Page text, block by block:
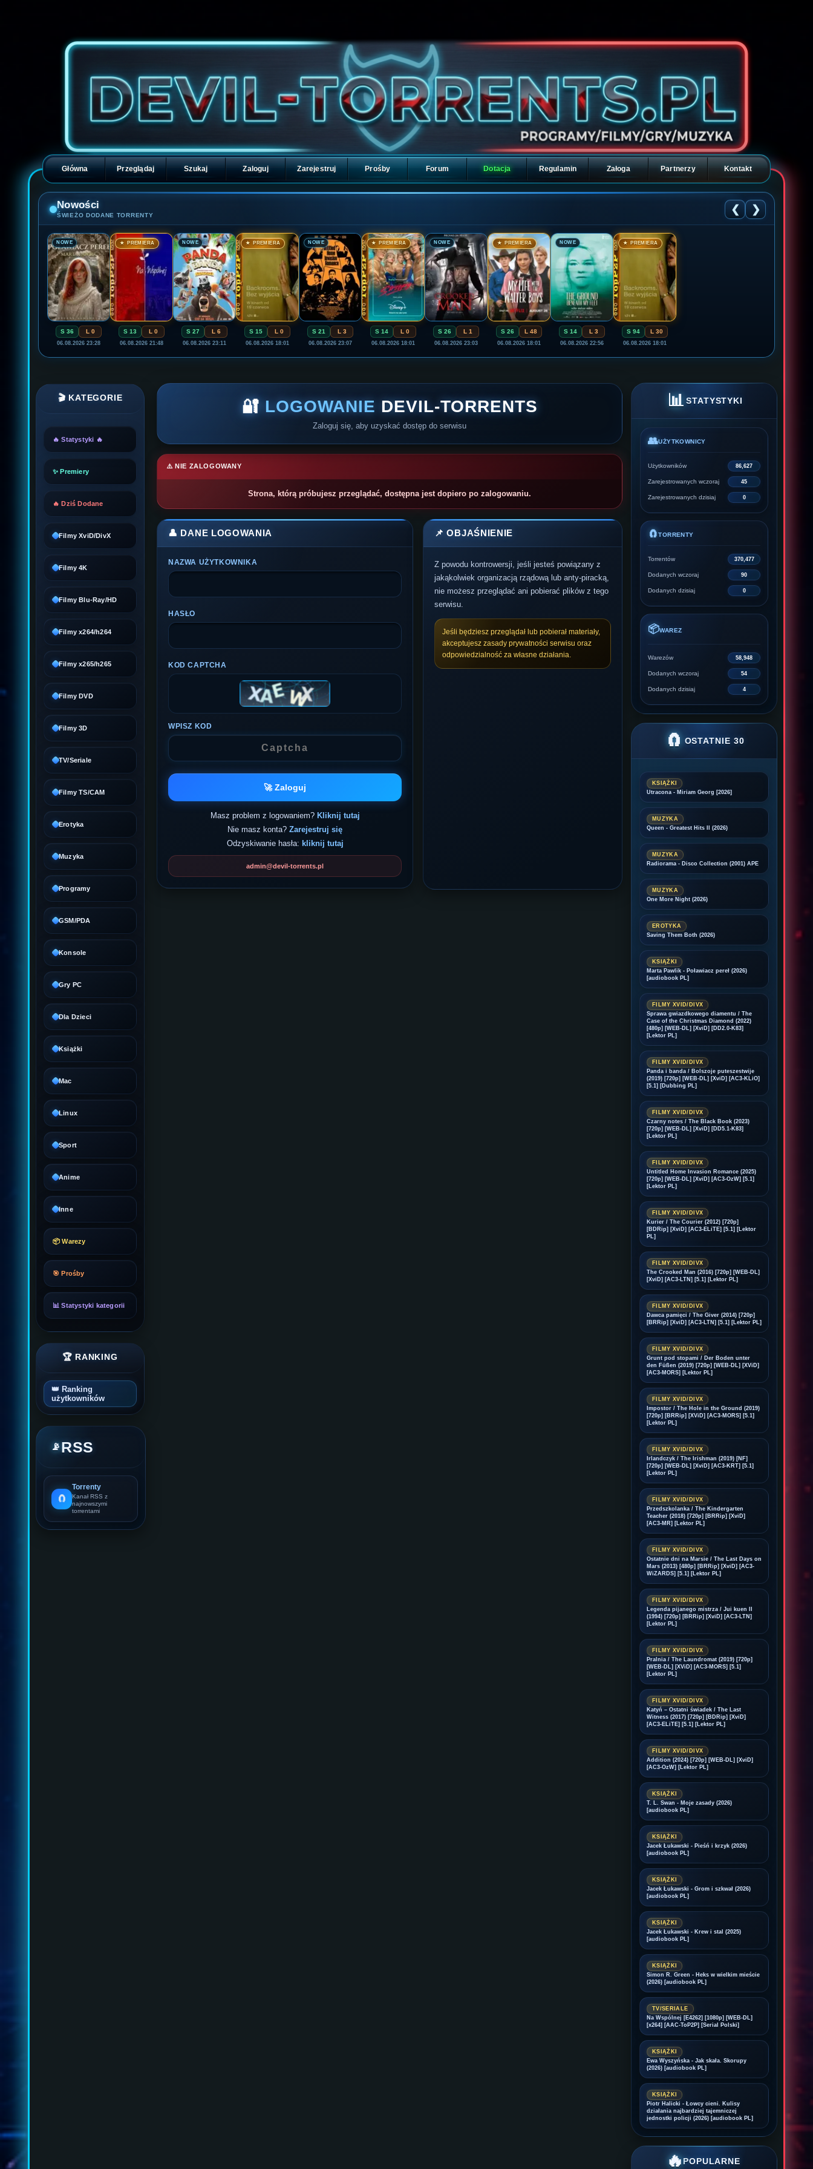
Główna Przeglądaj Szukaj Zaloguj Zarejestruj Prośby Forum Dotacja Regulamin Załoga Partnerzy Kontakt
Nowości
ŚWIEŻO DODANE TORRENTY ❮ ❯
🎬NOWE
S 36 L 0
06.08.2026 23:28
🎬★ PREMIERA
S 13 L 0
06.08.2026 21:48
🎬NOWE
S 27 L 6
06.08.2026 23:11
🎬★ PREMIERA
S 15 L 0
06.08.2026 18:01
🎬NOWE
S 21 L 3
06.08.2026 23:07
🎬★ PREMIERA
S 14 L 0
06.08.2026 18:01
🎬NOWE
S 26 L 1
06.08.2026 23:03
🎬★ PREMIERA
S 26 L 48
06.08.2026 18:01
🎬NOWE
S 14 L 3
06.08.2026 22:56
🎬★ PREMIERA
S 94 L 30
06.08.2026 18:01
🎬 KATEGORIE
🔥 Statystyki 🔥
✨ Premiery
🔥 Dziś Dodane
Filmy XviD/DivX
Filmy 4K
Filmy Blu-Ray/HD
Filmy x264/h264
Filmy x265/h265
Filmy DVD
Filmy 3D
TV/Seriale
Filmy TS/CAM
Erotyka
Muzyka
Programy
GSM/PDA
Konsole
Gry PC
Dla Dzieci
Książki
Mac
Linux
Sport
Anime
Inne
📦 Warezy
🎯 Prośby
📊 Statystyki kategorii
🏆 RANKING
👑 Ranking
użytkowników
📡RSS
🧲
Torrenty
Kanał RSS z
najnowszymi
torrentami
📊 STATYSTYKI
👥UŻYTKOWNICY
Użytkowników 86,627
Zarejestrowanych wczoraj 45
Zarejestrowanych dzisiaj 0
🧲TORRENTY
Torrentów 370,477
Dodanych wczoraj 90
Dodanych dzisiaj 0
📦WAREZ
Warezów 58,948
Dodanych wczoraj 54
Dodanych dzisiaj 4
🧲 OSTATNIE 30
KSIĄŻKI
Utracona - Miriam Georg [2026]
MUZYKA
Queen - Greatest Hits II (2026)
MUZYKA
Radiorama - Disco Collection (2001) APE
MUZYKA
One More Night (2026)
EROTYKA
Saving Them Both (2026)
KSIĄŻKI
Marta Pawlik - Poławiacz pereł (2026)
[audiobook PL]
FILMY XVID/DIVX
Sprawa gwiazdkowego diamentu / The
Case of the Christmas Diamond (2022)
[480p] [WEB-DL] [XviD] [DD2.0-K83]
[Lektor PL]
FILMY XVID/DIVX
Panda i banda / Bolszoje puteszestwije
(2019) [720p] [WEB-DL] [XviD] [AC3-KLiO]
[5.1] [Dubbing PL]
FILMY XVID/DIVX
Czarny notes / The Black Book (2023)
[720p] [WEB-DL] [XviD] [DD5.1-K83]
[Lektor PL]
FILMY XVID/DIVX
Untitled Home Invasion Romance (2025)
[720p] [WEB-DL] [XviD] [AC3-OzW] [5.1]
[Lektor PL]
FILMY XVID/DIVX
Kurier / The Courier (2012) [720p]
[BDRip] [XviD] [AC3-ELiTE] [5.1] [Lektor
PL]
FILMY XVID/DIVX
The Crooked Man (2016) [720p] [WEB-DL]
[XviD] [AC3-LTN] [5.1] [Lektor PL]
FILMY XVID/DIVX
Dawca pamięci / The Giver (2014) [720p]
[BRRip] [XviD] [AC3-LTN] [5.1] [Lektor PL]
FILMY XVID/DIVX
Grunt pod stopami / Der Boden unter
den Füßen (2019) [720p] [WEB-DL] [XViD]
[AC3-MORS] [Lektor PL]
FILMY XVID/DIVX
Impostor / The Hole in the Ground (2019)
[720p] [BRRip] [XViD] [AC3-MORS] [5.1]
[Lektor PL]
FILMY XVID/DIVX
Irlandczyk / The Irishman (2019) [NF]
[720p] [WEB-DL] [XviD] [AC3-KRT] [5.1]
[Lektor PL]
FILMY XVID/DIVX
Przedszkolanka / The Kindergarten
Teacher (2018) [720p] [BRRip] [XviD]
[AC3-MR] [Lektor PL]
FILMY XVID/DIVX
Ostatnie dni na Marsie / The Last Days on
Mars (2013) [480p] [BRRip] [XviD] [AC3-
WiZARDS] [5.1] [Lektor PL]
FILMY XVID/DIVX
Legenda pijanego mistrza / Jui kuen II
(1994) [720p] [BRRip] [XviD] [AC3-LTN]
[Lektor PL]
FILMY XVID/DIVX
Pralnia / The Laundromat (2019) [720p]
[WEB-DL] [XViD] [AC3-MORS] [5.1]
[Lektor PL]
FILMY XVID/DIVX
Katyń – Ostatni świadek / The Last
Witness (2017) [720p] [BDRip] [XviD]
[AC3-ELiTE] [5.1] [Lektor PL]
FILMY XVID/DIVX
Addition (2024) [720p] [WEB-DL] [XviD]
[AC3-OzW] [Lektor PL]
KSIĄŻKI
T. L. Swan - Moje zasady (2026)
[audiobook PL]
KSIĄŻKI
Jacek Łukawski - Pieśń i krzyk (2026)
[audiobook PL]
KSIĄŻKI
Jacek Łukawski - Grom i szkwał (2026)
[audiobook PL]
KSIĄŻKI
Jacek Łukawski - Krew i stal (2025)
[audiobook PL]
KSIĄŻKI
Simon R. Green - Heks w wielkim mieście
(2026) [audiobook PL]
TV/SERIALE
Na Wspólnej [E4262] [1080p] [WEB-DL]
[x264] [AAC-ToP2P] [Serial Polski]
KSIĄŻKI
Ewa Wyszyńska - Jak skała. Skorupy
(2026) [audiobook PL]
KSIĄŻKI
Piotr Halicki - Łowcy cieni. Kulisy
działania najbardziej tajemniczej
jednostki policji (2026) [audiobook PL]
🔥POPULARNE
🔐 LOGOWANIE DEVIL-TORRENTS
Zaloguj się, aby uzyskać dostęp do serwisu
⚠️ NIE ZALOGOWANY
Strona, którą próbujesz przeglądać, dostępna jest dopiero po zalogowaniu.
👤 DANE LOGOWANIA
NAZWA UŻYTKOWNIKA
HASŁO
KOD CAPTCHA
WPISZ KOD
🚀 Zaloguj
Masz problem z logowaniem? Kliknij tutaj
Nie masz konta? Zarejestruj się
Odzyskiwanie hasła: kliknij tutaj
admin@devil-torrents.pl
📌 OBJAŚNIENIE
Z powodu kontrowersji, jeśli jesteś powiązany z
jakąkolwiek organizacją rządową lub anty-piracką,
nie możesz przeglądać ani pobierać plików z tego
serwisu.
Jeśli będziesz przeglądał lub pobierał materiały,
akceptujesz zasady prywatności serwisu oraz
odpowiedzialność za własne działania.